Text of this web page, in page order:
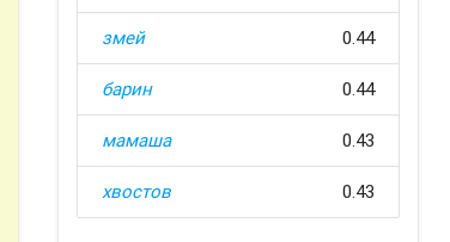
змей 0.44
барин 0.44
мамаша 0.43
хвостов 0.43